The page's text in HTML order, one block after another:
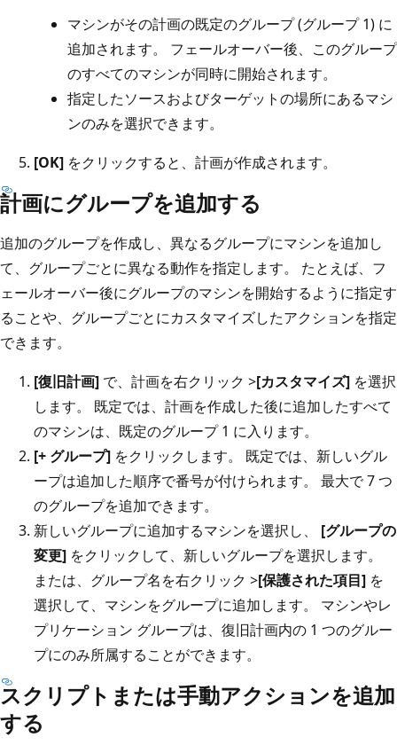
マシンがその計画の既定のグループ (グループ 1) に
追加されます。 フェールオーバー後、このグループ
のすべてのマシンが同時に開始されます。
指定したソースおよびターゲットの場所にあるマシ
ンのみを選択できます。
[OK] をクリックすると、計画が作成されます。
計画にグループを追加する
追加のグループを作成し、異なるグループにマシンを追加し
て、グループごとに異なる動作を指定します。 たとえば、フ
ェールオーバー後にグループのマシンを開始するように指定す
ることや、グループごとにカスタマイズしたアクションを指定
できます。
[復旧計画] で、計画を右クリック >[カスタマイズ] を選択
します。 既定では、計画を作成した後に追加したすべて
のマシンは、既定のグループ 1 に入ります。
[+ グループ] をクリックします。 既定では、新しいグル
ープは追加した順序で番号が付けられます。 最大で 7 つ
のグループを追加できます。
新しいグループに追加するマシンを選択し、 [グループの
変更] をクリックして、新しいグループを選択します。
または、グループ名を右クリック >[保護された項目] を
選択して、マシンをグループに追加します。 マシンやレ
プリケーション グループは、復旧計画内の 1 つのグルー
プにのみ所属することができます。
スクリプトまたは手動アクションを追加
する